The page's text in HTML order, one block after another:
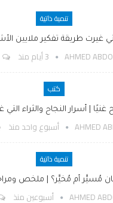
تنمية ذاتية
AHMED ABDO 3 أيام منذ
كتب
| أسرار النجاح والثراء التي
AHMED أسبوع واحد منذ
تنمية ذاتية
مُسيَّر أم مُخيَّر؟ | ملخص
AHMED أسبوعين منذ